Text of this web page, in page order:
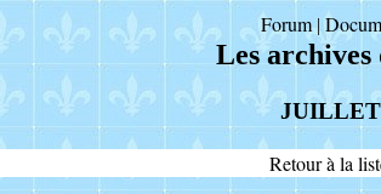
Forum|
Les
JUILLET
Retour à la